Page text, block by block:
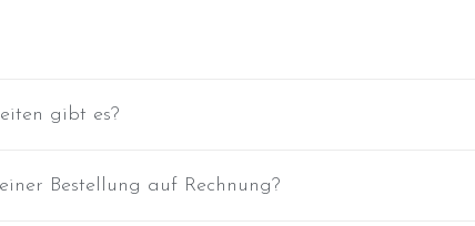
gibt es?
Bestellung auf Rechnung?